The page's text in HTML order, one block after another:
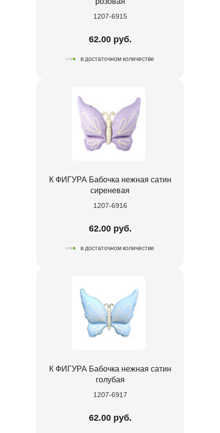
1207-6915
62.00 руб.
в достаточном количестве
К ФИГУРА Бабочка нежная сатин
сиреневая
1207-6916
62.00 руб.
в достаточном количестве
К ФИГУРА Бабочка нежная сатин
голубая
1207-6917
62.00 руб.